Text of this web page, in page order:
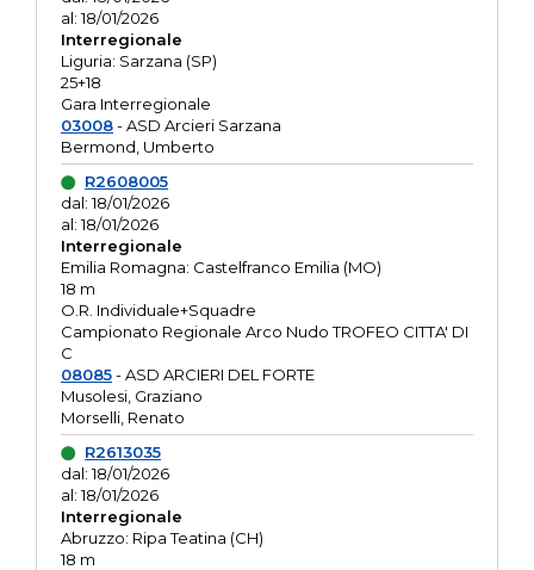
al: 18/01/2026
Interregionale
Liguria: Sarzana (SP)
25+18
Gara Interregionale
03008- ASD Arcieri Sarzana
Bermond, Umberto
R2608005
dal: 18/01/2026
al: 18/01/2026
Interregionale
Emilia Romagna: Castelfranco Emilia (MO)
18 m
O.R. Individuale+Squadre
Campionato Regionale Arco Nudo TROFEO CITTA' DI
C
08085- ASD ARCIERI DEL FORTE
Musolesi, Graziano
Morselli, Renato
R2613035
dal: 18/01/2026
al: 18/01/2026
Interregionale
Abruzzo: Ripa Teatina (CH)
18 m